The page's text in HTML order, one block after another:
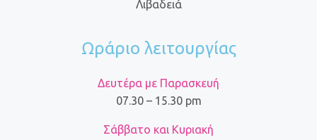
Λιβαδειά
Ωράριο λειτουργίας
Δευτέρα με Παρασκευή
07.30 – 15.30 pm
Σάββατο και Κυριακή